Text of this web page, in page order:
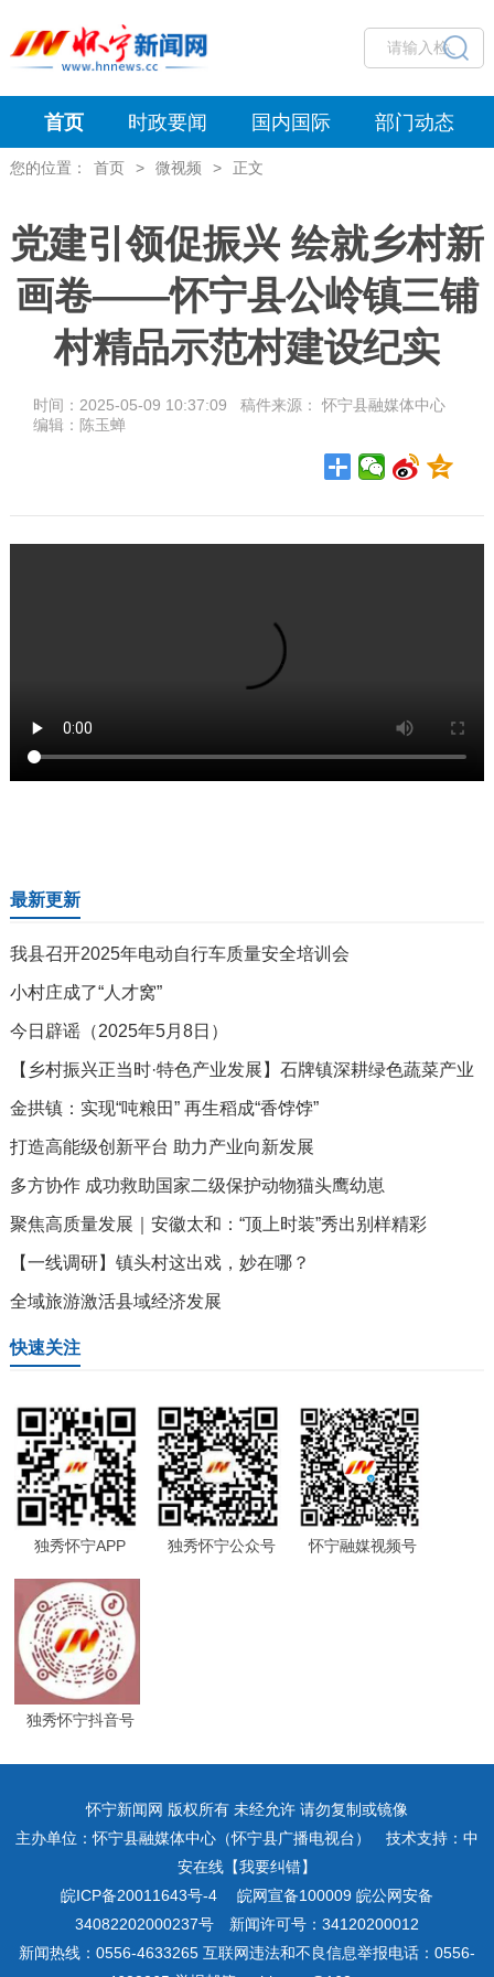
首页 时政要闻 国内国际 部门动态
您的位置： 首页 > 微视频 > 正文
党建引领促振兴 绘就乡村新
画卷——怀宁县公岭镇三铺
村精品示范村建设纪实
时间：2025-05-09 10:37:09 稿件来源： 怀宁县融媒体中心
编辑：陈玉蝉
最新更新
我县召开2025年电动自行车质量安全培训会
小村庄成了“人才窝”
今日辟谣（2025年5月8日）
【乡村振兴正当时·特色产业发展】石牌镇深耕绿色蔬菜产业
金拱镇：实现“吨粮田” 再生稻成“香饽饽”
打造高能级创新平台 助力产业向新发展
多方协作 成功救助国家二级保护动物猫头鹰幼崽
聚焦高质量发展｜安徽太和：“顶上时装”秀出别样精彩
【一线调研】镇头村这出戏，妙在哪？
全域旅游激活县域经济发展
快速关注
独秀怀宁APP 独秀怀宁公众号 怀宁融媒视频号
独秀怀宁抖音号
怀宁新闻网 版权所有 未经允许 请勿复制或镜像
主办单位：怀宁县融媒体中心（怀宁县广播电视台） 技术支持：中
安在线【我要纠错】
皖ICP备20011643号-4皖网宣备100009 皖公网安备
34082202000237号 新闻许可号：34120200012
新闻热线：0556-4633265 互联网违法和不良信息举报电话：0556-